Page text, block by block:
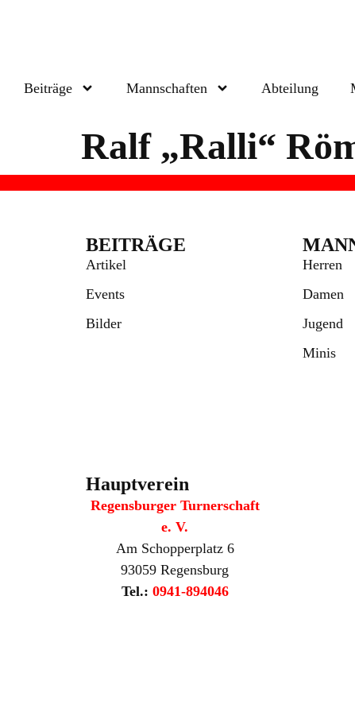
Beiträge Mannschaften Abteilung
Ralf „Ralli“
BEITRÄGE
Artikel
Events
Bilder
Herren
Damen
Jugend
Minis
Hauptverein
Regensburger Turnerschaft
e. V.
Am Schopperplatz 6
93059 Regensburg
Tel.: 0941-894046